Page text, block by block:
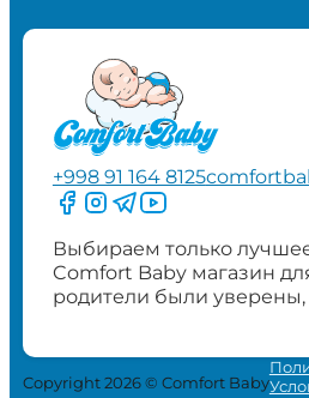
+998 91 164 8125
Следите за нами на
Следите за нами в
Следите за нами в
Следите за нами
Выбираем только
Comfort Baby магазин
родители были уверены,
Copyright 2026 © Comfort Baby